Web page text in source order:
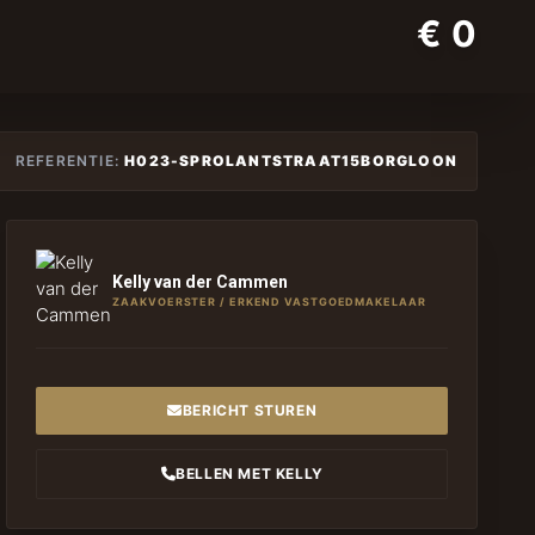
€ 0
REFERENTIE:H023-SPROLANTSTRAAT15BORGLOON
Kelly van der Cammen
ZAAKVOERSTER / ERKEND VASTGOEDMAKELAAR
BERICHT STUREN
BELLEN MET KELLY